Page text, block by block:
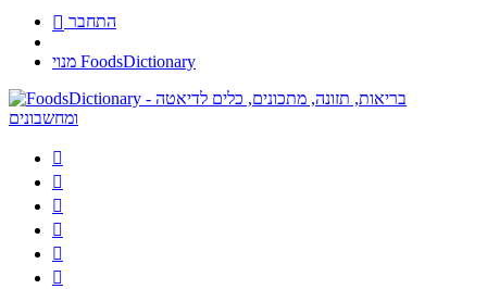
 התחבר
מנוי FoodsDictionary





